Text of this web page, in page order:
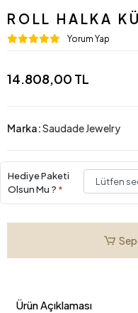
ROLL HALKA
Yorum Yap
14.808,00 TL
Marka:Saudade Jewelry
Hediye Paketi
Olsun Mu ? *
Ürün Açıklaması